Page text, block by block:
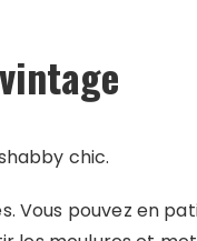
chic.
Vous pouvez en